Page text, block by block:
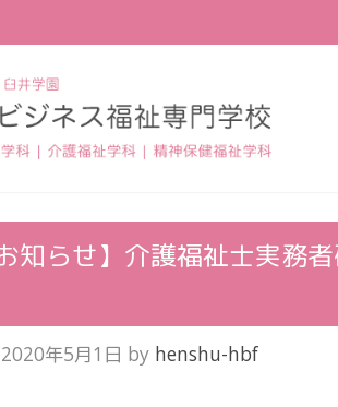
お知らせ】介護福祉士実務
2020年5月1日 by henshu-hbf